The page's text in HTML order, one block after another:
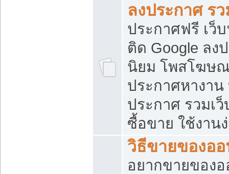
ลงประกาศ ร
ประกาศฟรี เว็
ติด Google ลง
นิยม โพสโฆษ
ประกาศหางาน
ประกาศ รวมเ
ซื้อขาย ใช้งาน
วิธีขายของอ
อยากขายของ